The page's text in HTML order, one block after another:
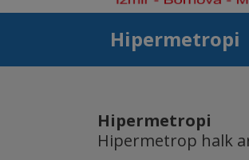
Hipermetropi
Hipermetropi
Hipermetrop halk